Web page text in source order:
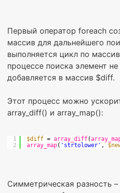
Первый оператор foreach
массив для дальнейшего
выполняется цикл по
процессе поиска элемент
добавляется в массив $diff.
Этот процесс можно
array_diff() и array_map():
1
2
$diff = array_diff(
array_map( 'strtolower' ,
Симметрическая разность –